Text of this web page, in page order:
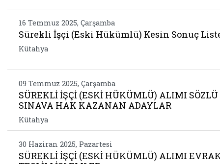
16 Temmuz 2025, Çarşamba
Sürekli İşçi (Eski Hükümlü) Kesin Sonuç
Kütahya
09 Temmuz 2025, Çarşamba
SÜREKLİ İŞÇİ (ESKİ HÜKÜMLÜ) ALIMI SÖZLÜ
SINAVA HAK KAZANAN ADAYLAR
Kütahya
30 Haziran 2025, Pazartesi
SÜREKLİ İŞÇİ (ESKİ HÜKÜMLÜ) ALIMI